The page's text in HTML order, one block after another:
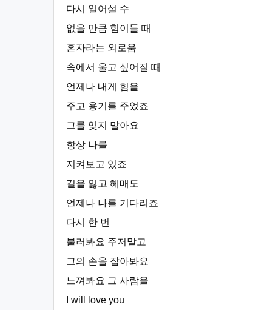
다시 일어설 수
없을 만큼 힘이들 때
혼자라는 외로움
속에서 울고 싶어질 때
언제나 내게 힘을
주고 용기를 주었죠
그를 잊지 말아요
항상 나를
지켜보고 있죠
길을 잃고 헤매도
언제나 나를 기다리죠
다시 한 번
불러봐요 주저말고
그의 손을 잡아봐요
느껴봐요 그 사람을
I will love you